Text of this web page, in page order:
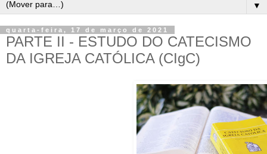
▼
quarta-feira, 17 de março de 2021
PARTE II - ESTUDO DO CATECISMO
DA IGREJA CATÓLICA (CIgC)